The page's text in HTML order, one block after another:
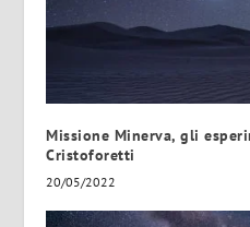
Missione Minerva, gli
Cristoforetti
20/05/2022